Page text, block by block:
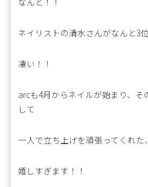
ネイリストの清水さんがなんと3
凄い！！
arcも4月からネイルが始まり、そ
して
一人で立ち上げを頑張ってくれた
嬉しすぎます！！